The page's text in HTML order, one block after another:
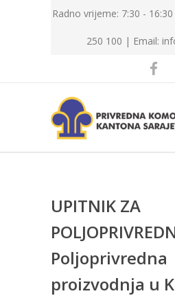
Radno vrijeme: 7:30 -
250 100 | Email:
UPITNIK ZA
Poljoprivredna
proizvodnja u